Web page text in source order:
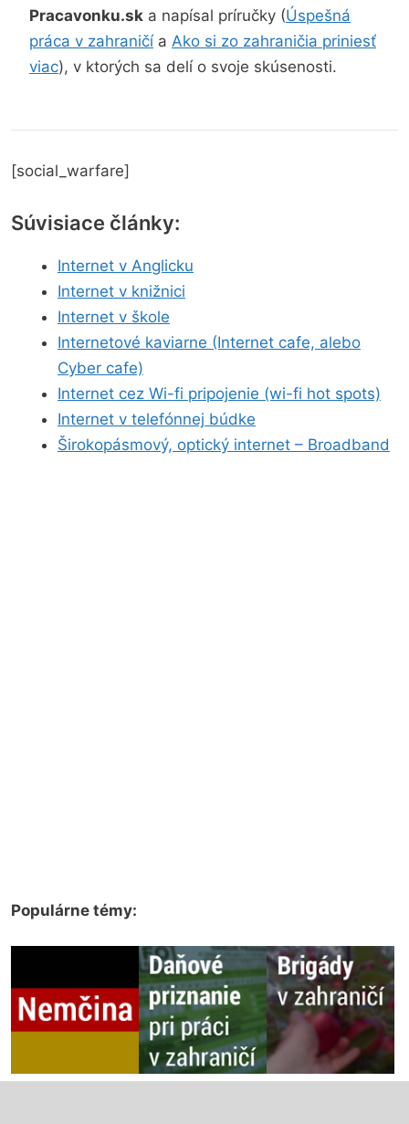
Pracavonku.sk a napísal príručky (Úspešná
práca v zahraničía Ako si zo zahraničia priniesť
viac), v ktorých sa delí o svoje skúsenosti.
[social_warfare]
Súvisiace články:
Internet v Anglicku
Internet v knižnici
Internet v škole
Internetové kaviarne (Internet cafe, alebo
Cyber cafe)
Internet cez Wi-fi pripojenie (wi-fi hot spots)
Internet v telefónnej búdke
Širokopásmový, optický internet – Broadband
Populárne témy: